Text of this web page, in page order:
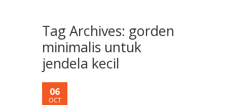
Tag Archives: gorden
minimalis untuk
jendela kecil
06
OCT